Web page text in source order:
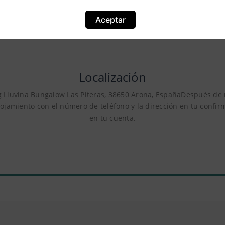
Localización
Lluvina Bungalow Las Piteras, 38650 Arona, EspañaDespués
con el número de teléfono y la dirección en tu
en tu cuenta.
Aceptar